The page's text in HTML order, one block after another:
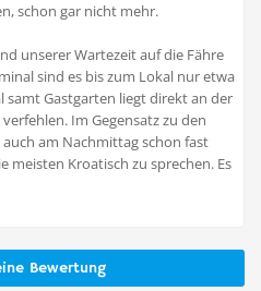
schon gar nicht mehr.
unserer Wartezeit auf die Fähre
sind es bis zum Lokal nur etwa
samt Gastgarten liegt direkt an der
Im Gegensatz zu den
am Nachmittag schon fast
meisten Kroatisch zu sprechen. Es
Bewertung